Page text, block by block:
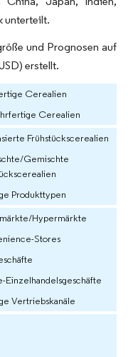
unterteilt.
und Prognosen auf
erstellt.
Cerealien
Cerealien
Frühstückscerealien
Gemischte
Produkttypen
Hypermärkte
Stores
Einzelhandelsgeschäfte
Vertriebskanäle